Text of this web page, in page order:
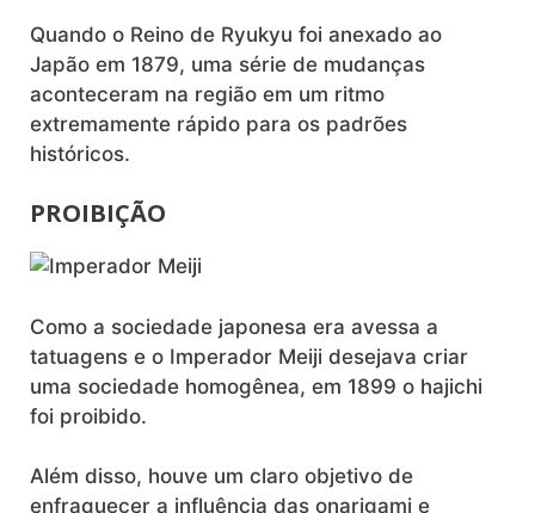
Quando o Reino de Ryukyu foi anexado ao
Japão em 1879, uma série de mudanças
aconteceram na região em um ritmo
extremamente rápido para os padrões
históricos.
PROIBIÇÃO
Como a sociedade japonesa era avessa a
tatuagens e o Imperador Meiji desejava criar
uma sociedade homogênea, em 1899 o hajichi
foi proibido.
Além disso, houve um claro objetivo de
enfraquecer a influência das onarigami e